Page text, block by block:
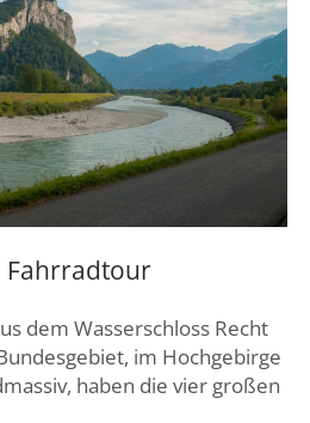
Fahrradtour
dem Wasserschloss Recht
im Hochgebirge
haben die vier großen